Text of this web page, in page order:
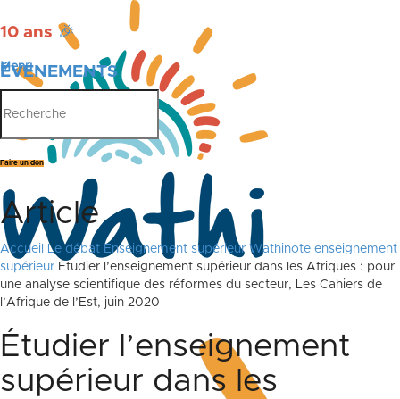
10 ans 🎉
ÉVÉNEMENTS
PUBLICATIONS
Menu
Faire un don
Article
Accueil Le débat Enseignement supérieur Wathinote enseignement
supérieur Étudier l’enseignement supérieur dans les Afriques : pour
une analyse scientifique des réformes du secteur, Les Cahiers de
l’Afrique de l’Est, juin 2020
Étudier l’enseignement
supérieur dans les